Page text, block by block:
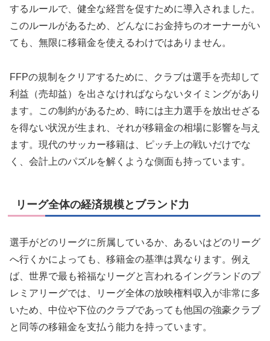
するルールで、健全な経営を促すために導入されました。
このルールがあるため、どんなにお金持ちのオーナーがい
ても、無限に移籍金を使えるわけではありません。
FFPの規制をクリアするために、クラブは選手を売却して
利益（売却益）を出さなければならないタイミングがあり
ます。この制約があるため、時には主力選手を放出せざる
を得ない状況が生まれ、それが移籍金の相場に影響を与え
ます。現代のサッカー移籍は、ピッチ上の戦いだけでな
く、会計上のパズルを解くような側面も持っています。
リーグ全体の経済規模とブランド力
選手がどのリーグに所属しているか、あるいはどのリーグ
へ行くかによっても、移籍金の基準は異なります。例え
ば、世界で最も裕福なリーグと言われるイングランドのプ
レミアリーグでは、リーグ全体の放映権料収入が非常に多
いため、中位や下位のクラブであっても他国の強豪クラブ
と同等の移籍金を支払う能力を持っています。